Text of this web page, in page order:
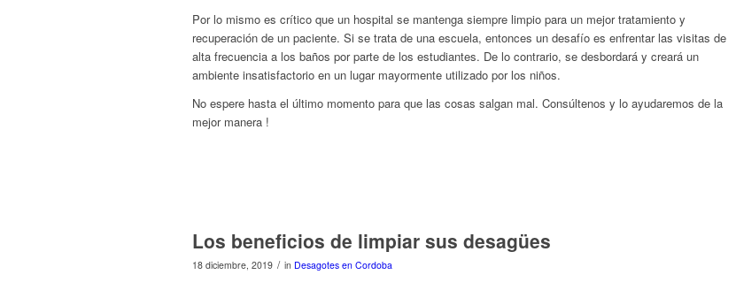
Por lo mismo es crítico que un hospital se mantenga siempre limpio para un mejor tratamiento y
recuperación de un paciente. Si se trata de una escuela, entonces un desafío es enfrentar las visitas de
alta frecuencia a los baños por parte de los estudiantes. De lo contrario, se desbordará y creará un
ambiente insatisfactorio en un lugar mayormente utilizado por los niños.
No espere hasta el último momento para que las cosas salgan mal. Consúltenos y lo ayudaremos de la
mejor manera !
Los beneficios de limpiar sus desagües
18 diciembre, 2019 / in Desagotes en Cordoba